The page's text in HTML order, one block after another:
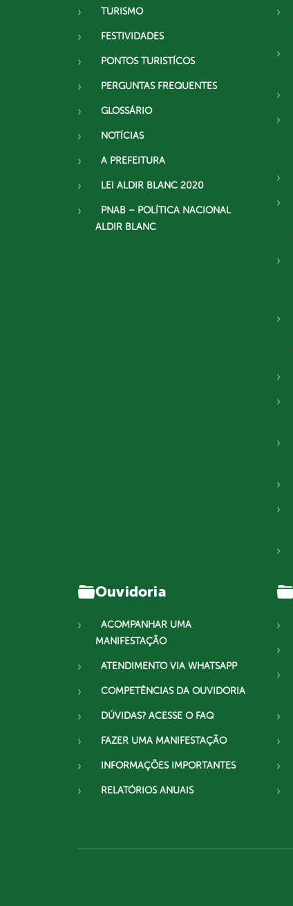
TURISMO
FESTIVIDADES
PONTOS TURISTÍCOS
PERGUNTAS FREQUENTES
GLOSSÁRIO
NOTÍCIAS
A PREFEITURA
LEI ALDIR BLANC 2020
PNAB – POLÍTICA NACIONAL
ALDIR BLANC
Ouvidoria
ACOMPANHAR UMA
MANIFESTAÇÃO
ATENDIMENTO VIA WHATSAPP
COMPETÊNCIAS DA OUVIDORIA
DÚVIDAS? ACESSE O FAQ
FAZER UMA MANIFESTAÇÃO
INFORMAÇÕES IMPORTANTES
RELATÓRIOS ANUAIS